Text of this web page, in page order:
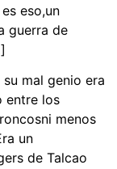
eso,un
guerra de
mal genio era
entre los
menos
un
de Talcao